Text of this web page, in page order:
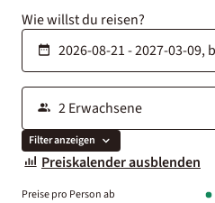
Wie willst du reisen?
Filter anzeigen
Preiskalender ausblenden
Preise pro Person ab